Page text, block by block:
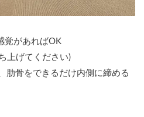
覚があればOK
上げてください)
肋骨をできるだけ内側に締める